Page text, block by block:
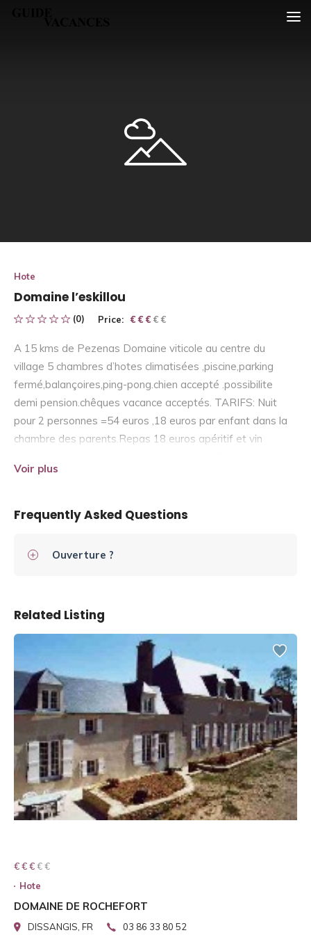
Hote
Domaine l’eskillou
(0) Price: € € € € €
€ € €
A 15 kms de Pezenas Domaine viticole au centre du
village 5 chambres d’hotes climatisées ,piscine,parking
fermé,balançoires,ping-pong.chien accepté .possibilite
demi pension.chêques vacance acceptés. TARIFS: Nuit
pour 2 personnes =54 euros ,18 euros par enfant dans la
chambre des parents.Repas 18 euros apéritif et vin
jusqu’au 25 septembre 2005.
Voir plus
Frequently Asked Questions
Ouverture ?
Related Listing
€ € € € €
€ € €
Hote
DOMAINE DE ROCHEFORT
DISSANGIS, FR 03 86 33 80 52